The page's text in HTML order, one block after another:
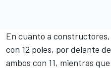
En cuanto a constructores,
con 12 poles, por delante de
ambos con 11, mientras que